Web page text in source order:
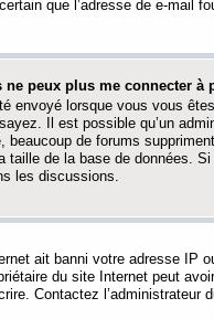
que l’adresse de e-mail
peux plus me connecter à
envoyé lorsque vous vous
Il est possible qu’un
de forums
taille de la base de données.
les discussions.
ait banni votre adresse IP
du site Internet peut
Contactez l’administrateur